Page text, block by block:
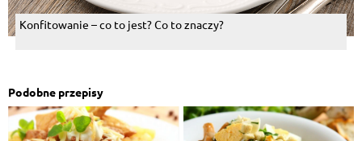
Konfitowanie – co to jest? Co to znaczy?
Podobne przepisy